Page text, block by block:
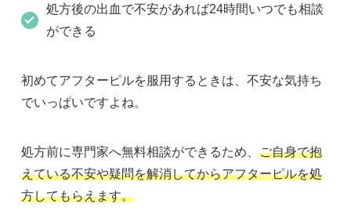
処方後の出血で不安があれば24時間いつでも相談
ができる
初めてアフターピルを服用するときは、不安な気持ち
でいっぱいですよね。
処方前に専門家へ無料相談ができるため、 ご自身で抱
えている不安や疑問を解消してからアフターピルを処
方してもらえます。